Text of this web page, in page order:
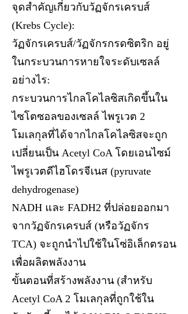
จุดสำคัญเกี่ยวกับวัฏจักรเครบส์
(Krebs Cycle):
วัฏจักรเครบส์/วัฏจักรกรดซิตริก อยู่
ในกระบวนการหายใจระดับเซลล์
อย่างไร:
กระบวนการไกลโคไลซิสเกิดขึ้นใน
ไซโตซอลของเซลล์ ไพรูเวต 2
โมเลกุลที่ได้จากไกลโคไลซิสจะถูก
เปลี่ยนเป็น Acetyl CoA โดยเอนไซม์
ไพรูเวตดีไฮโดรจีเนส (pyruvate
dehydrogenase)
NADH และ FADH2 ที่ปล่อยออกมา
จากวัฏจักรเครบส์ (หรือวัฏจักร
TCA) จะถูกนำไปใช้ในโซ่อิเล็กตรอน
เพื่อผลิตพลังงาน
ขั้นตอนที่สร้างพลังงาน (สำหรับ
Acetyl CoA 2 โมเลกุลที่ถูกใช้ใน